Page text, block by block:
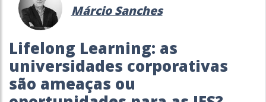
Márcio Sanches
Lifelong Learning: as
universidades corporativas
são ameaças ou